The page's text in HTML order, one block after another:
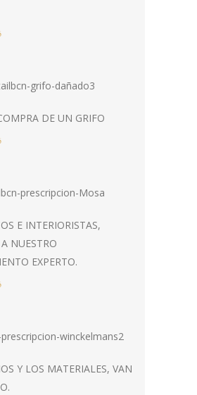
DE UN GRIFO
E INTERIORISTAS,
NUESTRO
EXPERTO.
Y LOS MATERIALES, VAN